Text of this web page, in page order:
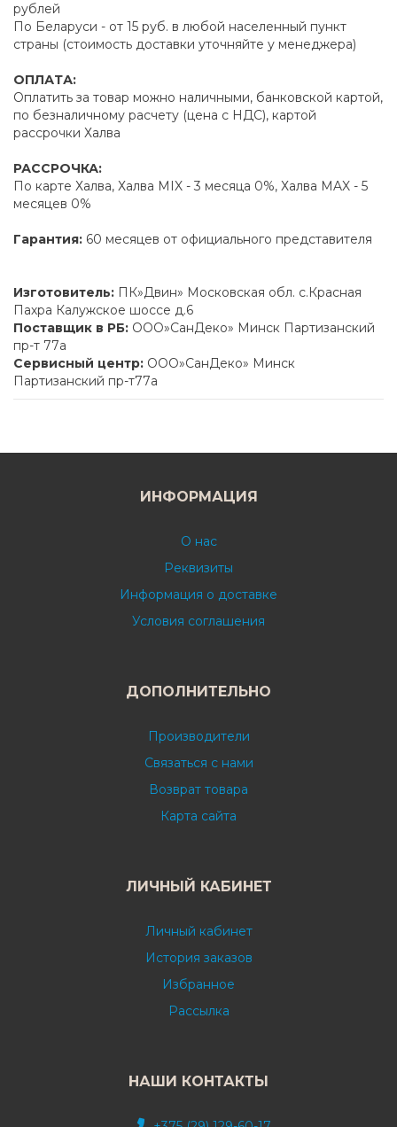
рублей
По Беларуси - от 15 руб. в любой населенный пункт
страны (стоимость доставки уточняйте у менеджера)
ОПЛАТА:
Оплатить за товар можно наличными, банковской картой,
по безналичному расчету (цена с НДС), картой
рассрочки Халва
РАССРОЧКА:
По карте Халва, Халва MIX - 3 месяца 0%, Халва MAX - 5
месяцев 0%
Гарантия: 60 месяцев от официального представителя
Изготовитель: ПК»Двин» Московская обл. с.Красная
Пахра Калужское шоссе д.6
Поставщик в РБ: ООО»СанДеко» Минск Партизанский
пр-т 77а
Сервисный центр: ООО»СанДеко» Минск
Партизанский пр-т77а
ИНФОРМАЦИЯ
О нас
Реквизиты
Информация о доставке
Условия соглашения
ДОПОЛНИТЕЛЬНО
Производители
Связаться с нами
Возврат товара
Карта сайта
ЛИЧНЫЙ КАБИНЕТ
Личный кабинет
История заказов
Избранное
Рассылка
НАШИ КОНТАКТЫ